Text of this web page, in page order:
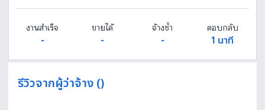
งานสำเร็จ
-
ขายได้
-
จ้างซ้ำ
-
ตอบกลับ
1 นาที
รีวิวจากผู้ว่าจ้าง ()